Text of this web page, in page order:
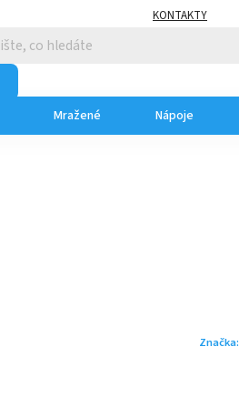
KONTAKTY
Mražené Nápoje
Značka: